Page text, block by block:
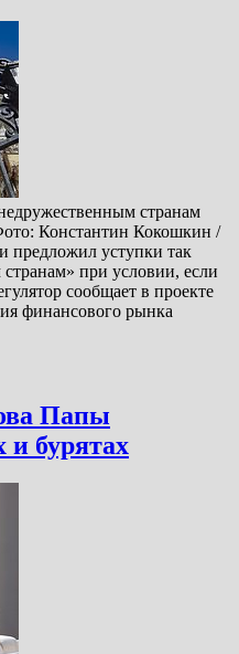
странам
Константин Кокошкин /
предложил уступки так
при условии, если
сообщает в проекте
финансового рынка
Папы
и бурятах